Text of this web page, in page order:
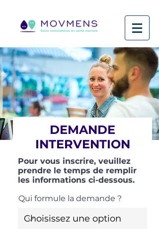
DEMANDE
INTERVENTION
Pour vous inscrire, veuillez
prendre le temps de remplir
les informations ci-dessous.
Qui formule la demande ?